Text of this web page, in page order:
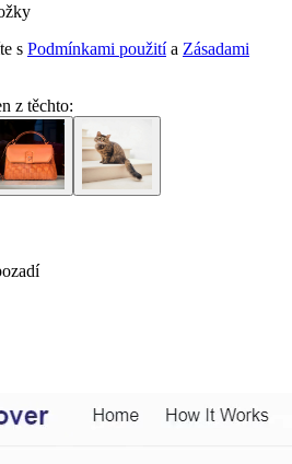
s Podmínkami použití a Zásadami
z těchto: